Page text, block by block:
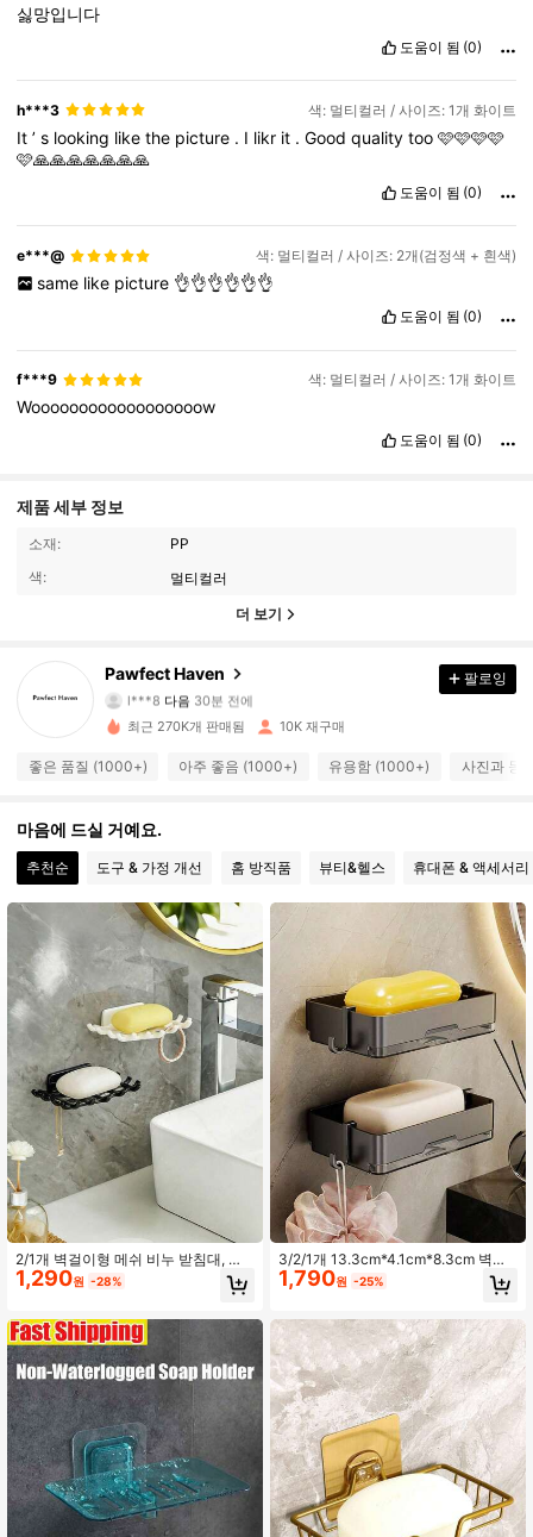
싫망입니다
도움이 됨 (0)
h***3 색: 멀티컬러 / 사이즈: 1개 화이트
It’s looking likethe picture . I likr it .Goodqualitytoo🩷🩷🩷🩷
🩷🙏🙏🙏🙏🙏🙏🙏
도움이 됨 (0)
e***@ 색: 멀티컬러 / 사이즈: 2개(검정색 + 흰색)
same like picture 👌👌👌👌👌👌
도움이 됨 (0)
f***9 색: 멀티컬러 / 사이즈: 1개 화이트
Woooooooooooooooooow
도움이 됨 (0)
제품 세부 정보
소재:
PP
색:
멀티컬러
더 보기
Pawfect Haven
l***8다음30분 전에
t***6 가 탐색 중입니다
4.63
3.1K 팔로워
4.63 3.1K 팔로워
4.63 3.1K 팔로워
4.63 3.1K 팔로워
4.63 3.1K 팔로워
4.63 3.1K 팔로워
4.63 3.1K 팔로워
4.63 3.1K 팔로워
팔로잉
최근 270K개 판매됨 10K 재구매
좋은 품질 (1000+) 아주 좋음 (1000+) 유용함 (1000+) 사진과 동
마음에 드실 거예요.
추천순 도구 & 가정 개선 홈 방직품 뷰티&헬스 휴대폰 & 액세서리
2/1개 벽걸이형 메쉬 비누 받침대, 욕
실 샤워 배수 수납 랙, 문걸이 후크, 수
건, 목욕 스펀지, 브러시, 헤어 액세서
1,290원 -28%
3/2/1개 13.3cm*4.1cm*8.3cm 벽걸
이형 비누 홀더, 독특한 플라스틱 비누
받침대, 가정용 비누 랙, 배수 비누 트
실, 주방 욕실 액세서리에 적합, 벽걸
이형 직사각형 디자인, 공간 절약
1,790원 -25%